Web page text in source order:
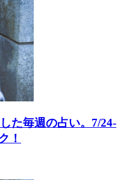
た毎週の占い。7/24-
！